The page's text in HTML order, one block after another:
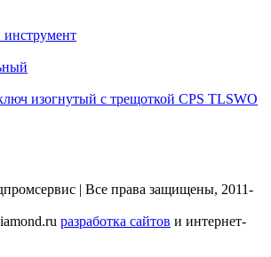
изогнутый с трещоткой CPS TLSWO
| Все права защищены, 2011-
разработка сайтов и интернет-